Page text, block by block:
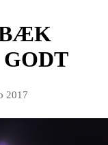
2017